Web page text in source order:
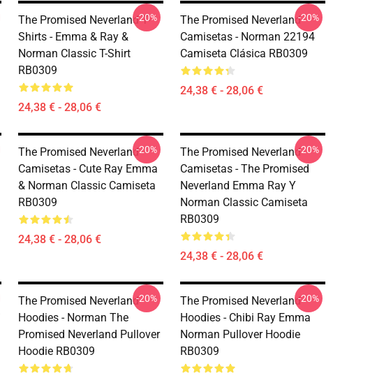
The Promised Neverland T-
Shirts - Emma & Ray &
Norman Classic T-Shirt
RB0309
24,38 € - 28,06 €
-20%
The Promised Neverland
Camisetas - Norman 22194
Camiseta Clásica RB0309
24,38 € - 28,06 €
-20%
The Promised Neverland
Camisetas - Cute Ray Emma
& Norman Classic Camiseta
RB0309
24,38 € - 28,06 €
-20%
The Promised Neverland
Camisetas - The Promised
Neverland Emma Ray Y
Norman Classic Camiseta
RB0309
24,38 € - 28,06 €
-20%
The Promised Neverland
Hoodies - Norman The
Promised Neverland Pullover
Hoodie RB0309
-20%
The Promised Neverland
Hoodies - Chibi Ray Emma
Norman Pullover Hoodie
RB0309
-20%